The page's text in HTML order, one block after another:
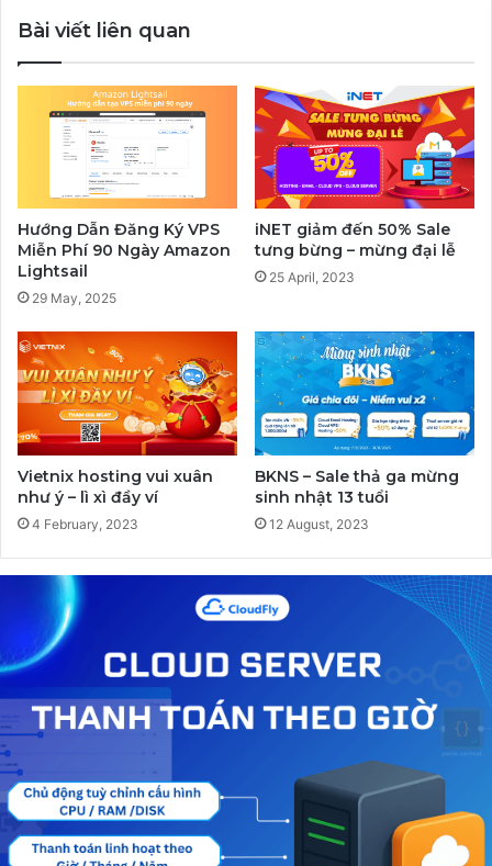
Bài viết liên quan
Hướng Dẫn Đăng Ký VPS
Miễn Phí 90 Ngày Amazon
Lightsail
29 May, 2025
iNET giảm đến 50% Sale
tưng bừng – mừng đại lễ
25 April, 2023
Vietnix hosting vui xuân
như ý – lì xì đầy ví
4 February, 2023
BKNS – Sale thả ga mừng
sinh nhật 13 tuổi
12 August, 2023